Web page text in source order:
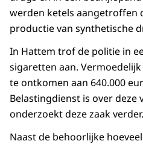
werden ketels aangetroffen
productie van synthetische
In Hattem trof de politie in
sigaretten aan.
te ontkomen aan 640.000
Belastingdienst is over
onderzoekt deze zaak verder.
Naast de behoorlijke